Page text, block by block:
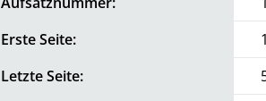
Erste Seite:
Letzte Seite: